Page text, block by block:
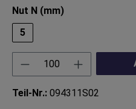
Nut N (mm)auswählen
5
Produkt Anzahl:
Teil-Nr.: 094311S02